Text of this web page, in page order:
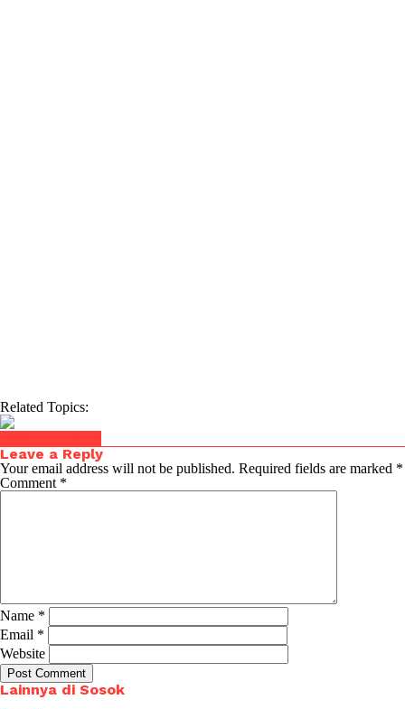
Related Topics:
Leave a Reply
Your email address will not be published. Required fields are marked *
Comment *
Name *
Email *
Website
Lainnya di Sosok